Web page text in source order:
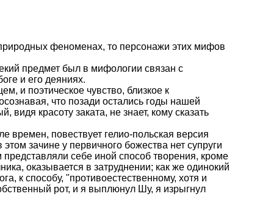
феноменах, то персонажи этих мифов
предмет был в мифологии связан с
и его деяниях.
и поэтическое чувство, близкое к
что позади остались годы нашей
красоту заката, не знает, кому сказать
времен, повествует гелио-польская версия
зачине у первичного божества нет супруги
себе иной способ творения, кроме
оказывается в затруднении; как же одинокий
к способу, "противоестественному, хотя и
рот, и я выплюнул Шу, я изрыгнул